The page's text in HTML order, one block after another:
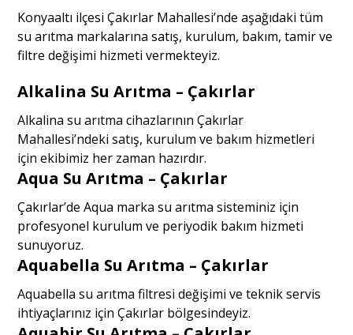
Konyaaltı ilçesi Çakırlar Mahallesi’nde aşağıdaki tüm
su arıtma markalarına satış, kurulum, bakım, tamir ve
filtre değişimi hizmeti vermekteyiz.
Alkalina Su Arıtma – Çakırlar
Alkalina su arıtma cihazlarının Çakırlar
Mahallesi’ndeki satış, kurulum ve bakım hizmetleri
için ekibimiz her zaman hazırdır.
Aqua Su Arıtma – Çakırlar
Çakırlar’de Aqua marka su arıtma sisteminiz için
profesyonel kurulum ve periyodik bakım hizmeti
sunuyoruz.
Aquabella Su Arıtma – Çakırlar
Aquabella su arıtma filtresi değişimi ve teknik servis
ihtiyaçlarınız için Çakırlar bölgesindeyiz.